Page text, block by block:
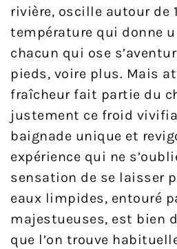
rivière, oscille autour de
température qui donne
chacun qui ose
pieds, voire plus. Mais
fraîcheur fait partie du
justement ce froid
baignade unique et
expérience qui ne
sensation de se laisser
eaux limpides, entouré
majestueuses, est bien
que l’on trouve